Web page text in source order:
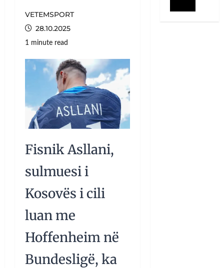
VETEMSPORT
28.10.2025
1 minute read
Fisnik Asllani,
sulmuesi i
Kosovës i cili
luan me
Hoffenheim në
Bundesligë, ka